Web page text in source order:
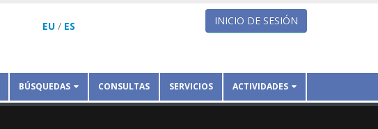
EU / ES INICIO DE SESIÓN
BÚSQUEDAS CONSULTAS SERVICIOS ACTIVIDADES